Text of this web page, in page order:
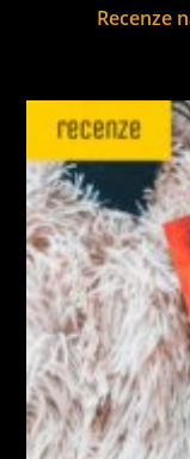
Recenze